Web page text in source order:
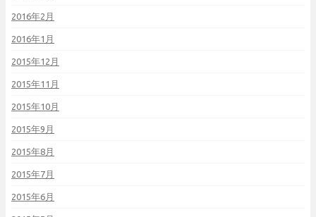
2016年2月
2016年1月
2015年12月
2015年11月
2015年10月
2015年9月
2015年8月
2015年7月
2015年6月